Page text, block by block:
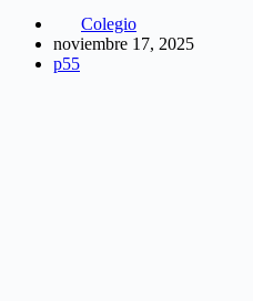
Colegio
noviembre 17, 2025
p55